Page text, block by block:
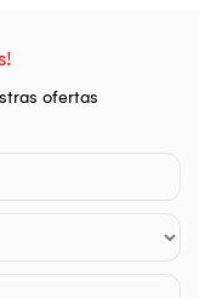
ofertas